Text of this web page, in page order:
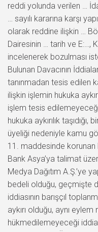
reddi yolunda verilen …
… sayılı kararına karşı
olarak reddine ilişkin …
Dairesinin … tarih ve E:…,
incelenerek bozulması
Bulunan Davacının
tanınmadan tesis edilen
ilişkin işlemin hukuka
işlem tesis
hukuka aykırılık
üyeliği nedeniyle kamu
11. maddesinde korunan
Bank Asya’ya talimat
Medya Dağıtım A.Ş.’ye
bedeli olduğu, geçmişte
iddiasının barışçıl
aykırı olduğu, aynı
hükmedilemeyeceği